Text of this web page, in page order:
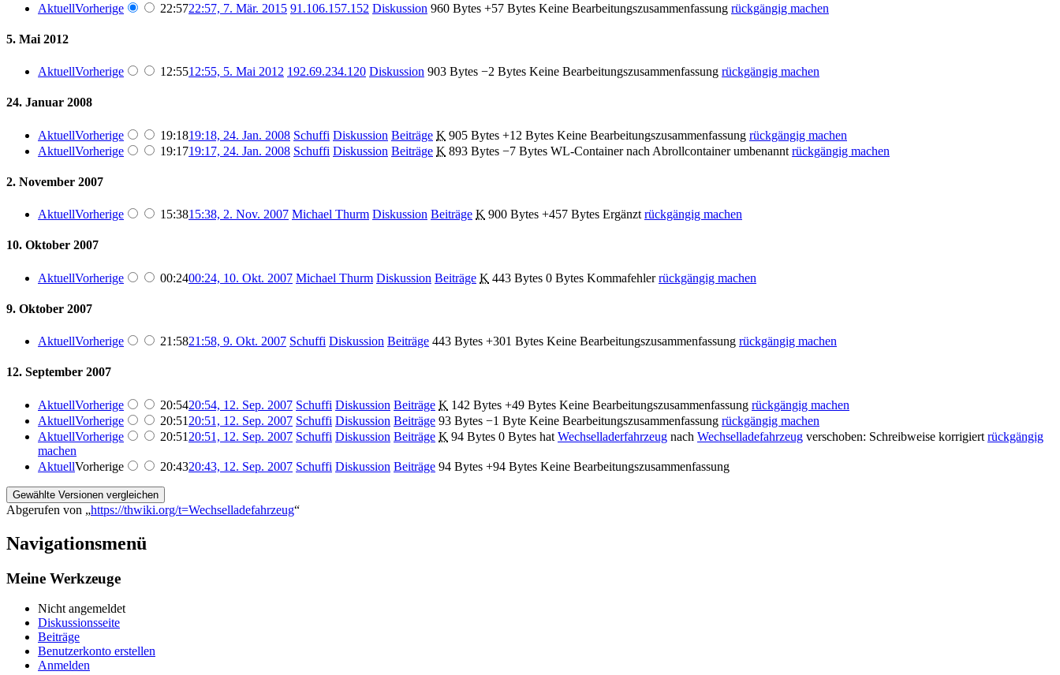
AktuellVorherige 22:5722:57, 7. Mär. 2015 91.106.157.152 Diskussion 960 Bytes +57 Bytes Keine Bearbeitungszusammenfassung rückgängig machen
5. Mai 2012
AktuellVorherige 12:5512:55, 5. Mai 2012 192.69.234.120 Diskussion 903 Bytes −2 Bytes Keine Bearbeitungszusammenfassung rückgängig machen
24. Januar 2008
AktuellVorherige 19:1819:18, 24. Jan. 2008 Schuffi Diskussion Beiträge K 905 Bytes +12 Bytes Keine Bearbeitungszusammenfassung rückgängig machen
AktuellVorherige 19:1719:17, 24. Jan. 2008 Schuffi Diskussion Beiträge K 893 Bytes −7 Bytes WL-Container nach Abrollcontainer umbenannt rückgängig machen
2. November 2007
AktuellVorherige 15:3815:38, 2. Nov. 2007 Michael Thurm Diskussion Beiträge K 900 Bytes +457 Bytes Ergänzt rückgängig machen
10. Oktober 2007
AktuellVorherige 00:2400:24, 10. Okt. 2007 Michael Thurm Diskussion Beiträge K 443 Bytes 0 Bytes Kommafehler rückgängig machen
9. Oktober 2007
AktuellVorherige 21:5821:58, 9. Okt. 2007 Schuffi Diskussion Beiträge 443 Bytes +301 Bytes Keine Bearbeitungszusammenfassung rückgängig machen
12. September 2007
AktuellVorherige 20:5420:54, 12. Sep. 2007 Schuffi Diskussion Beiträge K 142 Bytes +49 Bytes Keine Bearbeitungszusammenfassung rückgängig machen
AktuellVorherige 20:51 20:51, 12. Sep. 2007 Schuffi Diskussion Beiträge 93 Bytes −1 Byte Keine Bearbeitungszusammenfassung rückgängig machen
AktuellVorherige 20:51 20:51, 12. Sep. 2007 Schuffi Diskussion Beiträge K 94 Bytes 0 Bytes hat Wechselladerfahrzeug nach Wechselladefahrzeug verschoben: Schreibweise korrigiert rückgängig
machen
AktuellVorherige 20:4320:43, 12. Sep. 2007 Schuffi Diskussion Beiträge 94 Bytes +94 Bytes Keine Bearbeitungszusammenfassung
Abgerufen von „https://thwiki.org/t=Wechselladefahrzeug“
Navigationsmenü
Meine Werkzeuge
Nicht angemeldet
Diskussionsseite
Beiträge
Benutzerkonto erstellen
Anmelden